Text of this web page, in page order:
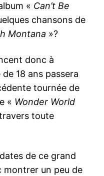
« Can’t Be
chansons de
Montana »?
donc à
18 ans passera
tournée de
« Wonder World
toute
de ce grand
montrer un peu de